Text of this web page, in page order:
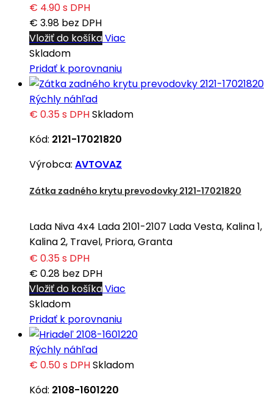
€ 4.90s DPH
€ 3.98 bez DPH
Vložiť do košíkaViac
Skladom
Pridať k porovnaniu
Rýchly náhľad
€ 0.35s DPHSkladom
Kód: 2121-17021820
Výrobca: AVTOVAZ
Zátka zadného krytu prevodovky 2121-17021820
Lada Niva 4x4 Lada 2101-2107 Lada Vesta, Kalina 1,
Kalina 2, Travel, Priora, Granta
€ 0.35s DPH
€ 0.28 bez DPH
Vložiť do košíkaViac
Skladom
Pridať k porovnaniu
Rýchly náhľad
€ 0.50s DPHSkladom
Kód: 2108-1601220